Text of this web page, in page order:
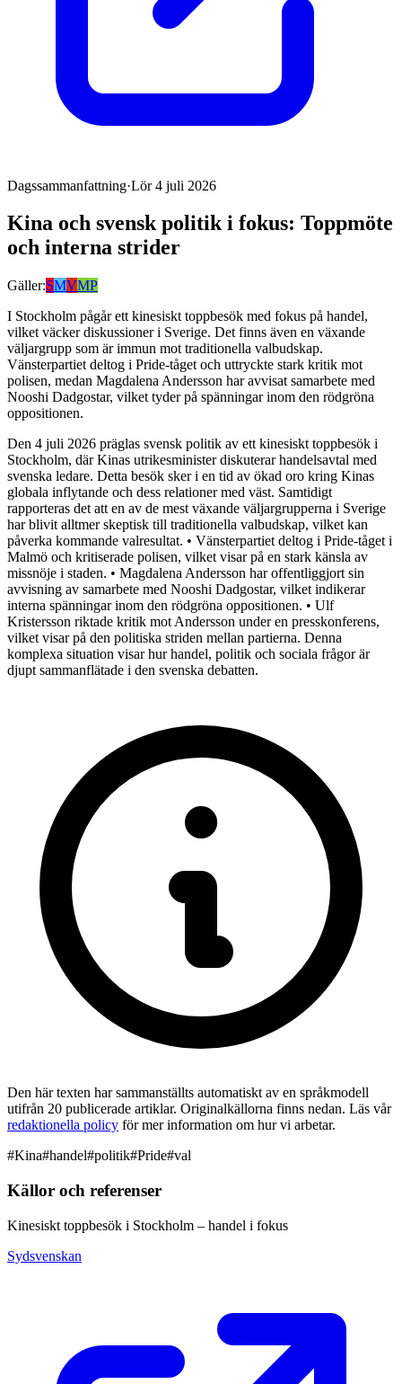
Dagssammanfattning·Lör 4 juli 2026
Kina och svensk politik i fokus: Toppmöte
och interna strider
Gäller:SMVMP
I Stockholm pågår ett kinesiskt toppbesök med fokus på handel,
vilket väcker diskussioner i Sverige. Det finns även en växande
väljargrupp som är immun mot traditionella valbudskap.
Vänsterpartiet deltog i Pride-tåget och uttryckte stark kritik mot
polisen, medan Magdalena Andersson har avvisat samarbete med
Nooshi Dadgostar, vilket tyder på spänningar inom den rödgröna
oppositionen.
Den 4 juli 2026 präglas svensk politik av ett kinesiskt toppbesök i
Stockholm, där Kinas utrikesminister diskuterar handelsavtal med
svenska ledare. Detta besök sker i en tid av ökad oro kring Kinas
globala inflytande och dess relationer med väst. Samtidigt
rapporteras det att en av de mest växande väljargrupperna i Sverige
har blivit alltmer skeptisk till traditionella valbudskap, vilket kan
påverka kommande valresultat. • Vänsterpartiet deltog i Pride-tåget i
Malmö och kritiserade polisen, vilket visar på en stark känsla av
missnöje i staden. • Magdalena Andersson har offentliggjort sin
avvisning av samarbete med Nooshi Dadgostar, vilket indikerar
interna spänningar inom den rödgröna oppositionen. • Ulf
Kristersson riktade kritik mot Andersson under en presskonferens,
vilket visar på den politiska striden mellan partierna. Denna
komplexa situation visar hur handel, politik och sociala frågor är
djupt sammanflätade i den svenska debatten.
Den här texten har sammanställts automatiskt av en språkmodell
utifrån 20 publicerade artiklar. Originalkällorna finns nedan. Läs vår
redaktionella policy för mer information om hur vi arbetar.
#Kina#handel#politik#Pride#val
Källor och referenser
Kinesiskt toppbesök i Stockholm – handel i fokus
Sydsvenskan